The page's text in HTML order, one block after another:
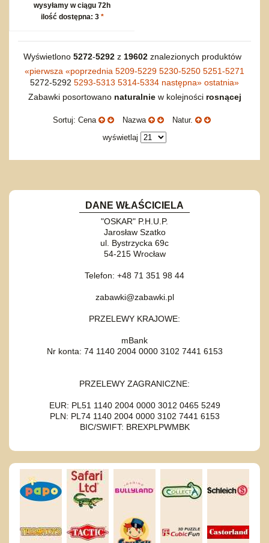
wysyłamy w ciągu 72h
ilość dostępna: 3 *
Wyświetlono 5272-5292z 19602znalezionych produktów
«pierwsza «poprzednia 5209-5229 5230-5250 5251-5271
5272-5292 5293-5313 5314-5334 następna» ostatnia»
Zabawki posortowano naturalniew kolejności rosnącej
Sortuj: Cena Nazwa
Natur.
wyświetlaj
DANE WŁAŚCICIELA
"OSKAR" P.H.U.P.
Jarosław Szatko
ul. Bystrzycka 69c
54-215 Wrocław
Telefon: +48 71 351 98 44
zabawki@zabawki.pl
PRZELEWY KRAJOWE:
mBank
Nr konta: 74 1140 2004 0000 3102 7441 6153
PRZELEWY ZAGRANICZNE:
EUR: PL51 1140 2004 0000 3012 0465 5249
PLN: PL74 1140 2004 0000 3102 7441 6153
BIC/SWIFT: BREXPLPWMBK